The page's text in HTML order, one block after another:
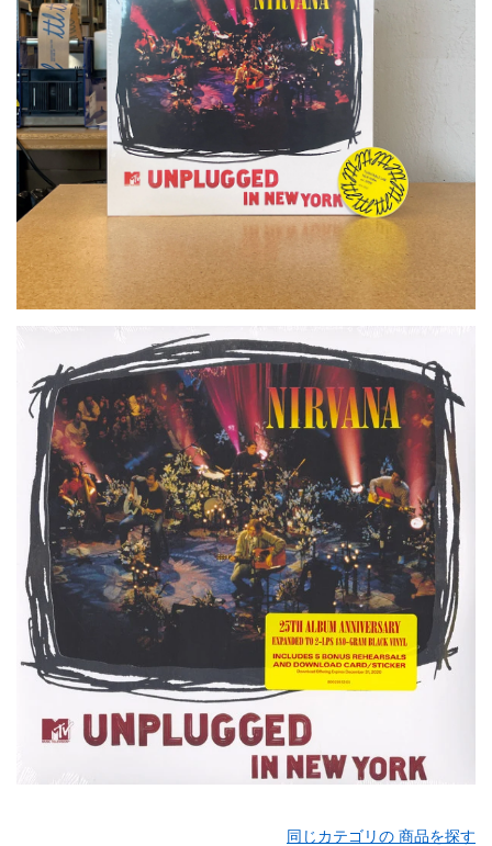
同じカテゴリの 商品を探す